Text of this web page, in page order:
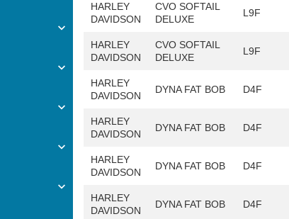
HARLEY
DAVIDSON
CVO SOFTAIL
DELUXE
L9F
HARLEY
DAVIDSON
CVO SOFTAIL
DELUXE
L9F
HARLEY
DAVIDSON
DYNA FAT BOB D4F
HARLEY
DAVIDSON
DYNA FAT BOB D4F
HARLEY
DAVIDSON
DYNA FAT BOB D4F
HARLEY
DAVIDSON
DYNA FAT BOB D4F